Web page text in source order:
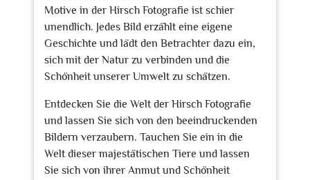
Motive in der Hirsch Fotografie ist schier
unendlich. Jedes Bild erzählt eine eigene
Geschichte und lädt den Betrachter dazu ein,
sich mit der Natur zu verbinden und die
Schönheit unserer Umwelt zu schätzen.
Entdecken Sie die Welt der Hirsch Fotografie
und lassen Sie sich von den beeindruckenden
Bildern verzaubern. Tauchen Sie ein in die
Welt dieser majestätischen Tiere und lassen
Sie sich von ihrer Anmut und Schönheit